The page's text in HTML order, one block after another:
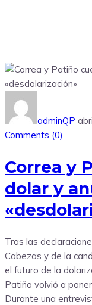
adminQP
Comments (0)
Correa y
dolar y
Tras las
Cabezas y de la
el futuro de la
Patiño volvió a
Durante una